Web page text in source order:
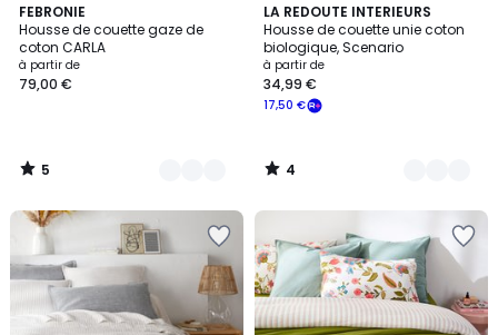
FEBRONIE
Housse de couette gaze de
coton CARLA
à partir de
79,00 €
5
/
5
4
Couleurs
5
/
LA REDOUTE INTERIEURS
Housse de couette unie coton
biologique, Scenario
à partir de
17,50 €
34,99 €
4
/
5
9
Couleurs
4
/